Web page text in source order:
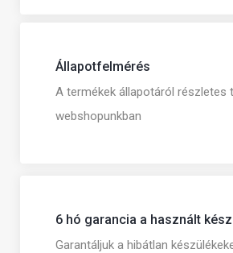
Állapotfelmérés
A termékek állapotáról részletes
webshopunkban
6 hó garancia a használt
Garantáljuk a hibátlan